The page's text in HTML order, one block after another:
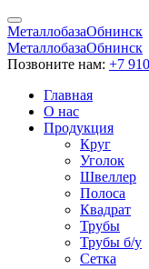
МеталлобазаОбнинск
МеталлобазаОбнинск
Позвоните нам: +7
Главная
О нас
Продукция
Круг
Уголок
Швеллер
Полоса
Квадрат
Трубы
Трубы б/у
Сетка